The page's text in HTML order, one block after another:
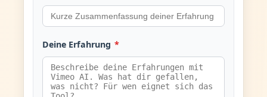
Deine Erfahrung *